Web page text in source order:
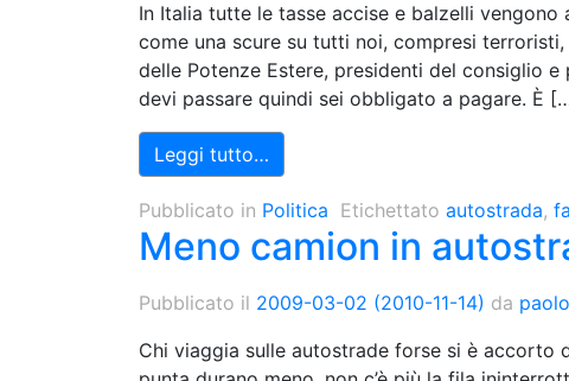
In Italia tutte le tasse accise e balzelli vengono
come una scure su tutti noi, compresi
delle Potenze Estere, presidenti del consiglio
devi passare quindi sei obbligato a pagare. È
Leggi tutto…
Pubblicato in Politica Etichettato autostrada,
Meno camion in
Pubblicato il 2009-03-02 (2010-11-14) da
Chi viaggia sulle autostrade forse si è